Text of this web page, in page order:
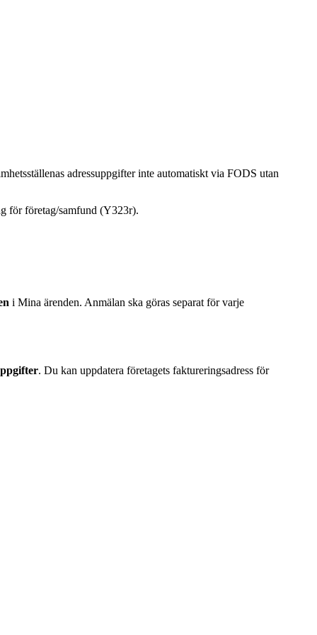
adressuppgifter inte automatiskt via FODS utan
för företag/samfund (Y323r).
i Mina ärenden. Anmälan ska göras separat för varje
. Du kan uppdatera företagets faktureringsadress för